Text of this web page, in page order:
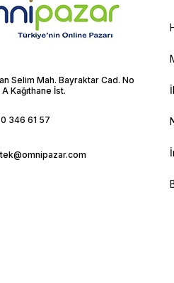
Selim Mah. Bayraktar Cad. No
Kağıthane İst.
346 61 57